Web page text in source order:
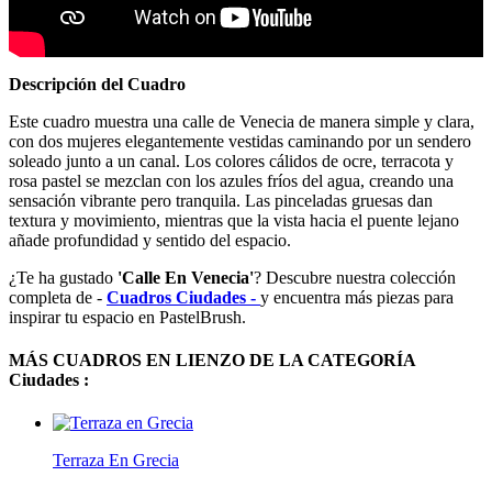
Descripción del Cuadro
Este cuadro muestra una calle de Venecia de manera simple y clara,
con dos mujeres elegantemente vestidas caminando por un sendero
soleado junto a un canal. Los colores cálidos de ocre, terracota y
rosa pastel se mezclan con los azules fríos del agua, creando una
sensación vibrante pero tranquila. Las pinceladas gruesas dan
textura y movimiento, mientras que la vista hacia el puente lejano
añade profundidad y sentido del espacio.
¿Te ha gustado 'Calle En Venecia'? Descubre nuestra colección
completa de - Cuadros Ciudades - y encuentra más piezas para
inspirar tu espacio en PastelBrush.
MÁS CUADROS EN LIENZO DE LA CATEGORÍA
Ciudades :
Terraza En Grecia